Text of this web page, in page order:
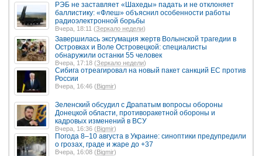
РЭБ не заставляет «Шахеды» падать и не отклоняет
баллистику: «Флеш» объяснил особенности работы
радиоэлектронной борьбы
Вчера, 18:11 (Зеркало недели)
Завершилась эксгумация жертв Волынской трагедии в
Островках и Воле Островецкой: специалисты
обнаружили останки 55 человек
Вчера, 17:18 (Зеркало недели)
Сибига отреагировал на новый пакет санкций ЕС против
России
Вчера, 16:46 (Bigmir)
Зеленский обсудил с Драпатым вопросы обороны
Донецкой области, противоракетной обороны и
кадровых изменений в ВСУ
Вчера, 16:36 (Bigmir)
Погода 8–10 августа в Украине: синоптики предупредили
о грозах, граде и жаре до +37
Вчера, 16:08 (Bigmir)